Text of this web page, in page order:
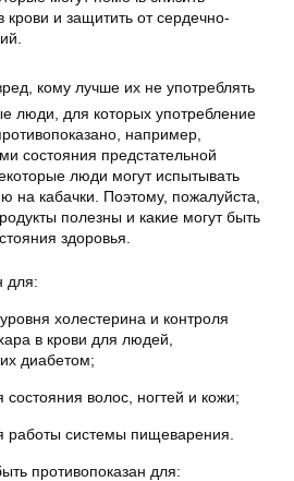
крови и защитить от сердечно-
люди, для которых употребление
например,
состояния предстательной
люди могут испытывать
на кабачки. Поэтому, пожалуйста,
полезны и какие могут быть
здоровья.
для:
холестерина и контроля
в крови для людей,
диабетом;
состояния волос, ногтей и кожи;
работы системы пищеварения.
противопоказан для: